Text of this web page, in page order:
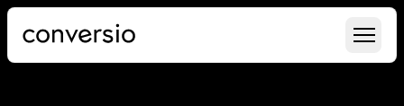
Conversio